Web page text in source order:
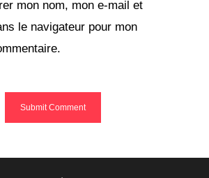
mon nom, mon e-mail et
le navigateur pour mon